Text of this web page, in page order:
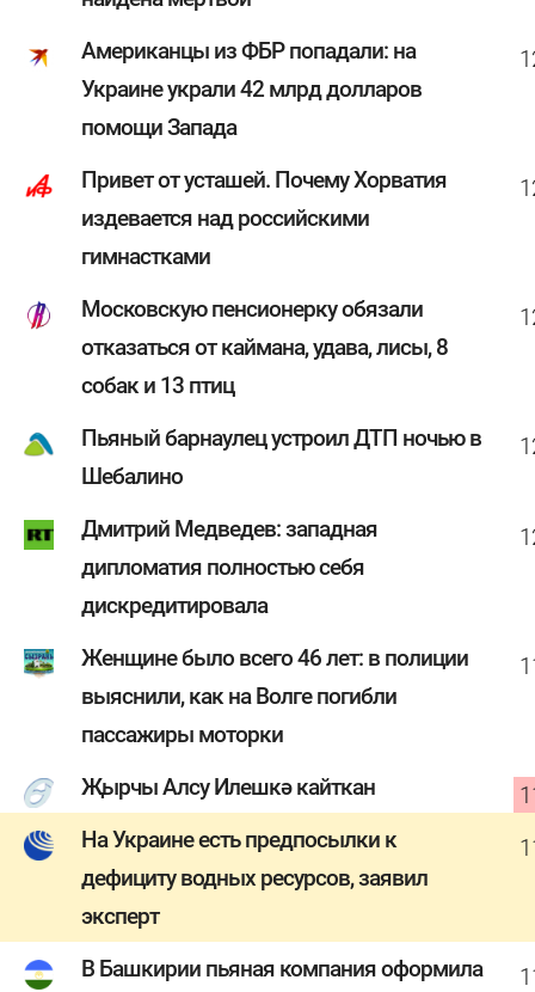
Американцы из ФБР попадали: на
Украине украли 42 млрд долларов
помощи Запада
Привет от усташей. Почему Хорватия
издевается над российскими
гимнастками
Московскую пенсионерку обязали
отказаться от каймана, удава, лисы, 8
собак и 13 птиц
Пьяный барнаулец устроил ДТП ночью в
Шебалино
Дмитрий Медведев: западная
дипломатия полностью себя
дискредитировала
Женщине было всего 46 лет: в полиции
выяснили, как на Волге погибли
пассажиры моторки
Җырчы Алсу Илешкә кайткан
На Украине есть предпосылки к
дефициту водных ресурсов, заявил
эксперт
В Башкирии пьяная компания оформила